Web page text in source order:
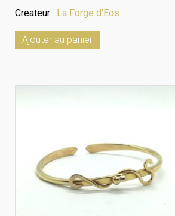
Createur: La Forge d'Eos
Ajouter au panier